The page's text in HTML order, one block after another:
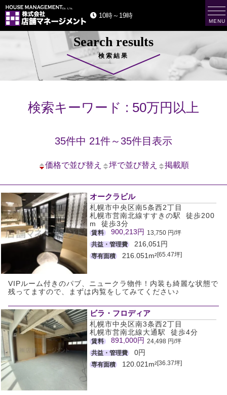
10時～19時
Search results
検索結果
検索キーワード : 50万円以上
35件中 21件～35件目表示
価格で並び替え 坪で並び替え 掲載順
オークラビル
札幌市中央区南5条西2丁目
札幌市営南北線すすきの駅 徒歩200
m 徒歩3分
賃料 900,213円 13,750 円/坪
共益・管理費
216,051円
専有面積 216.051m²[65.47坪]
VIPルーム付きのパブ、ニュークラ物件！内装も綺麗な状態で
残ってますので、まずは内覧をしてみてください♪
ビラ・フロディア
札幌市中央区南3条西2丁目
札幌市営南北線大通駅 徒歩4分
賃料 891,000円 24,498 円/坪
共益・管理費
0円
専有面積 120.021m²[36.37坪]
t
o
g
g
n
a
v
MENU